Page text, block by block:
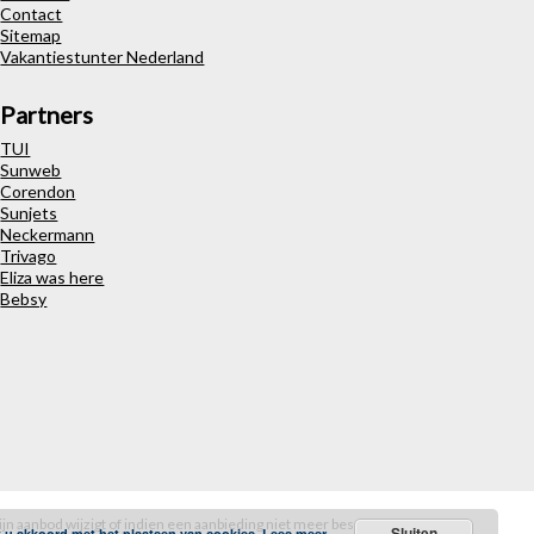
Contact
Sitemap
Vakantiestunter Nederland
Partners
TUI
Sunweb
Corendon
Sunjets
Neckermann
Trivago
Eliza was here
Bebsy
wijzigt of indien een aanbieding niet meer beschikbaar is. De